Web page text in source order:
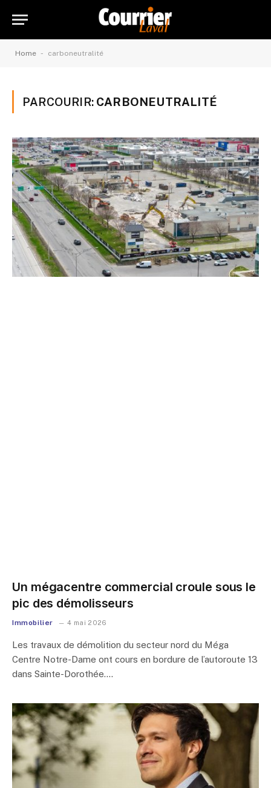
Home - carboneutralité
PARCOURIR: CARBONEUTRALITÉ
Un mégacentre commercial croule sous le
pic des démolisseurs
Immobilier 4 mai 2026
Les travaux de démolition du secteur nord du Méga
Centre Notre-Dame ont cours en bordure de l’autoroute 13
dans Sainte-Dorothée.…